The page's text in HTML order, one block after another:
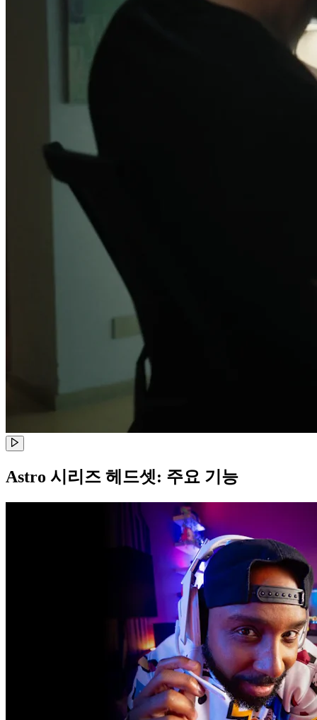
Astro 시리즈 헤드셋: 주요 기능